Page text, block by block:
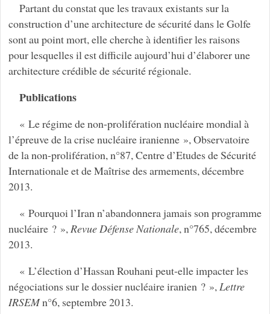
Partant du constat que les travaux existants sur la
construction d’une architecture de sécurité dans le Golfe
sont au point mort, elle cherche à identifier les raisons
pour lesquelles il est difficile aujourd’hui d’élaborer une
architecture crédible de sécurité régionale.
Publications
« Le régime de non-prolifération nucléaire mondial à
l’épreuve de la crise nucléaire iranienne », Observatoire
de la non-prolifération, n°87, Centre d’Etudes de Sécurité
Internationale et de Maîtrise des armements, décembre
2013.
« Pourquoi l’Iran n’abandonnera jamais son programme
nucléaire ? »,Revue Défense Nationale, n°765, décembre
2013.
« L’élection d’Hassan Rouhani peut-elle impacter les
négociations sur le dossier nucléaire iranien ? »,Lettre
IRSEMn°6, septembre 2013.